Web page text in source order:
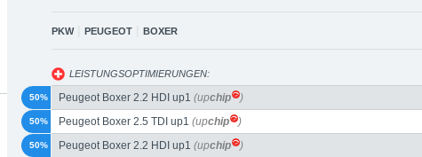
PKW| PEUGEOT BOXER
LEISTUNGSOPTIMIERUNGEN:
Peugeot Boxer 2.2 HDI up1 (upchip )
50%
Peugeot Boxer 2.5 TDI up1 (upchip )
50%
Peugeot Boxer 2.2 HDI up1 (upchip )
50%